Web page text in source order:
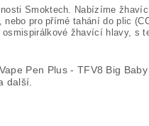
Smoktech. Nabízíme
pro přímé tahání do plic
žhavící hlavy, s
Pen Plus - TFV8 Big
další.